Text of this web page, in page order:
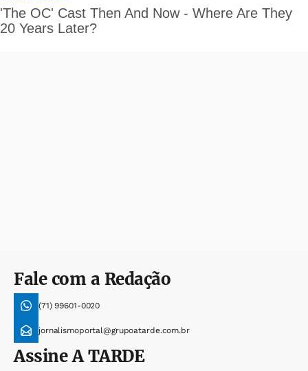
Fale com a Redação
(71) 99601-0020
jornalismoportal@grupoatarde.com.br
AssineA TARDE